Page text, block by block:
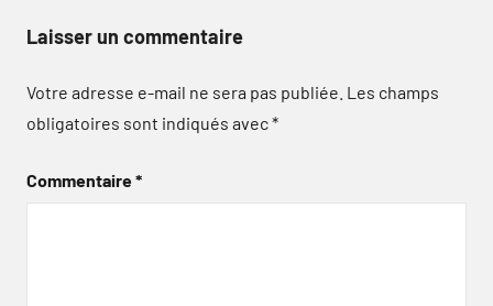
Laisser un commentaire
Votre adresse e-mail ne sera pas publiée. Les champs
obligatoires sont indiqués avec*
Commentaire*